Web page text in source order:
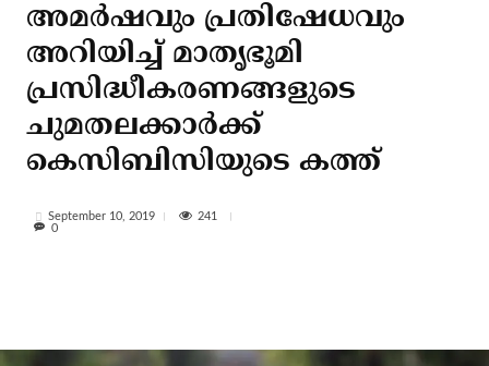
അമര്‍ഷവും പ്രതിഷേധവും
അറിയിച്ച് മാതൃഭൂമി
പ്രസിദ്ധീകരണങ്ങളുടെ
ചുമതലക്കാര്‍ക്ക്
കെസിബിസിയുടെ കത്ത്
September 10, 2019
241
0